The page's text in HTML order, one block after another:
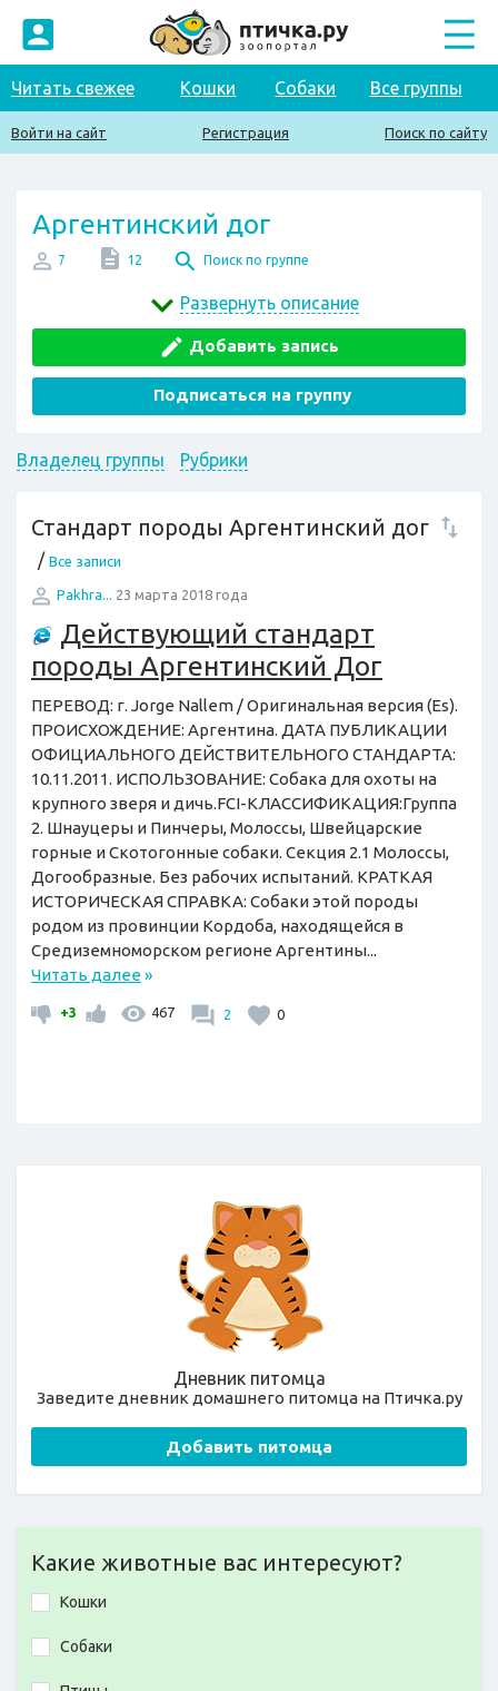
Читать свежее Кошки Собаки Все группы
Войти на сайт Регистрация Поиск по сайту
Аргентинский дог
7 12 Поиск по группе
Развернуть описание
Добавить запись
Подписаться на группу
Владелец группы Рубрики
Стандарт породы Аргентинский дог
/ Все записи
Pakhra... 23 марта 2018 года
Действующий стандарт
породы Аргентинский Дог
ПЕРЕВОД: г. Jorge Nallem / Оригинальная версия (Es).
ПРОИСХОЖДЕНИЕ: Аргентина. ДАТА ПУБЛИКАЦИИ
ОФИЦИАЛЬНОГО ДЕЙСТВИТЕЛЬНОГО СТАНДАРТА:
10.11.2011. ИСПОЛЬЗОВАНИЕ: Собака для охоты на
крупного зверя и дичь.FCI-КЛАССИФИКАЦИЯ:Группа
2. Шнауцеры и Пинчеры, Молоссы, Швейцарские
горные и Скотогонные собаки. Секция 2.1 Молоссы,
Догообразные. Без рабочих испытаний. КРАТКАЯ
ИСТОРИЧЕСКАЯ СПРАВКА: Собаки этой породы
родом из провинции Кордоба, находящейся в
Средиземноморском регионе Аргентины...
Читать далее»
+3 467 2 0
Дневник питомца
Заведите дневник домашнего питомца на Птичка.ру
Добавить питомца
Какие животные вас интересуют?
Кошки
Собаки